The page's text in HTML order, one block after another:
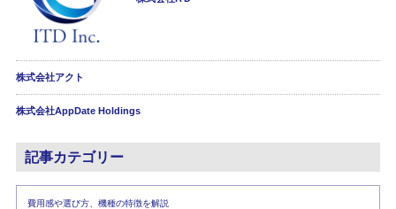
株式会社アクト
株式会社AppDate Holdings
記事カテゴリー
費用感や選び方、機種の特徴を解説